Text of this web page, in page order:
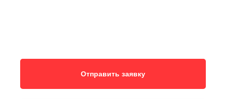
Отправить заявку